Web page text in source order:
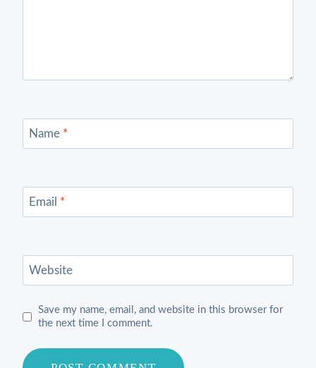
Name *
Email *
Website
Save my name, email, and website in this browser for
the next time I comment.